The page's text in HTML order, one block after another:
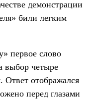
демонстрации
били легким
первое слово
выбор четыре
Ответ отображался
перед глазами